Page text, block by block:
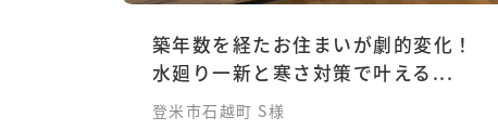
築年数を経たお住まいが劇的変化！
水廻り一新と寒さ対策で叶える...
登米市石越町 S様